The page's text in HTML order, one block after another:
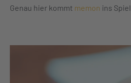
Genau hier kommt memon ins Spiel.